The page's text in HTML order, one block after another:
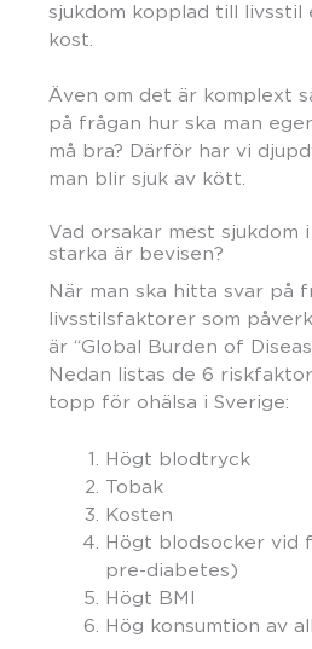
sjukdom kopplad till livsstil
kost.
Även om det är komplext
på frågan hur ska man
må bra? Därför har vi
man blir sjuk av kött.
Vad orsakar mest sjukdom
starka är bevisen?
När man ska hitta svar på
livsstilsfaktorer som
är “Global Burden of
Nedan listas de 6
topp för ohälsa i Sverige:
Högt blodtryck
Tobak
Kosten
Högt blodsocker vid
pre-diabetes)
Högt BMI
Hög konsumtion av